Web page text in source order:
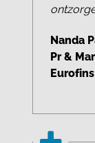
Nanda
Pr &